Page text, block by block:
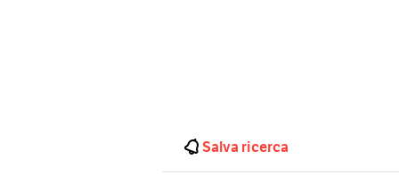
Salva ricerca